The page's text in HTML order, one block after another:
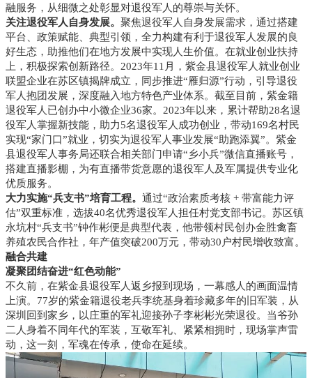
融服务，从细微之处彰显对退役军人的尊崇与关怀。
关注退役军人自身发展。 聚焦退役军人自身发展需求，通过搭建
平台、政策赋能、典型引领，全力构建有利于退役军人发展的良
好生态，助推他们在地方发展中实现人生价值。在就业创业扶持
上，积极探索创新路径。2023年11月，紫金县退役军人就业创业
联盟企业在苏区镇揭牌成立，同步推进“雁归源”行动，引导退役
军人抱团发展，深度融入地方特色产业体系。截至目前，紫金籍
退役军人已创办中小微企业36家。2023年以来，累计帮助28名退
役军人掌握新技能，助力5名退役军人成功创业，带动169名村民
实现“家门口”就业，切实为退役军人事业发展“助跑添翼”。紫金
县退役军人事务局还联合相关部门申请“乡小兵”微信直播账号，
搭建直播影棚，为有直播带货意愿的退役军人及军属提供专业化
优质服务。
大力实施“兵支书”培育工程。 通过“政治素质考核 + 带富能力评
估”双重标准，选拔40名优秀退役军人担任村党支部书记。苏区镇
永坑村“兵支书”钟作彬便是典型代表，他带领村民创办金胜禽畜
养殖农民合作社，年产值突破200万元，带动30户村民增收致富。
融合共建
凝聚团结奋进“红色动能”
不久前，在紫金县退役军人返乡报到现场，一幕感人的画面温情
上演。77岁的紫金籍退役老兵李统基身着珍藏多年的旧军装，从
深圳回到家乡，以庄重的军礼迎接孙子李彬彬光荣退役。当爷孙
二人身着不同年代的军装，互敬军礼、紧紧相拥时，现场掌声雷
动，这一刻，军魂在传承，使命在延续。